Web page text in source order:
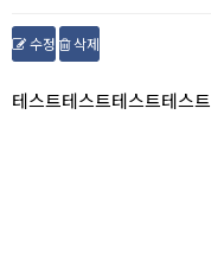
수정
삭제
테스트테스트테스트테스트